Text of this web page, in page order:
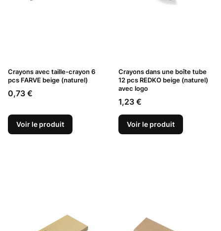
Crayons avec taille-crayon 6
pcs FARVE beige (naturel)
Prix
0,73 €
Voir le produit
Crayons dans une boîte tube
12 pcs REDKO beige (naturel)
avec logo
Prix
1,23 €
Voir le produit